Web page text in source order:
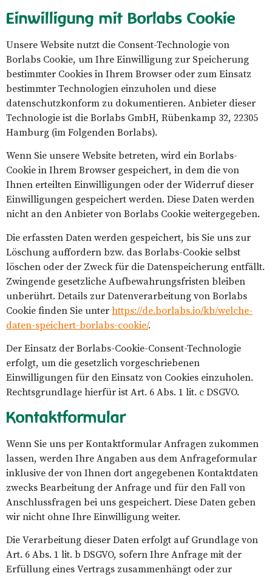
Einwilligung mit Borlabs Cookie
Unsere Website nutzt die Consent-Technologie von
Borlabs Cookie, um Ihre Einwilligung zur Speicherung
bestimmter Cookies in Ihrem Browser oder zum Einsatz
bestimmter Technologien einzuholen und diese
datenschutzkonform zu dokumentieren. Anbieter dieser
Technologie ist die Borlabs GmbH, Rübenkamp 32, 22305
Hamburg (im Folgenden Borlabs).
Wenn Sie unsere Website betreten, wird ein Borlabs-
Cookie in Ihrem Browser gespeichert, in dem die von
Ihnen erteilten Einwilligungen oder der Widerruf dieser
Einwilligungen gespeichert werden. Diese Daten werden
nicht an den Anbieter von Borlabs Cookie weitergegeben.
Die erfassten Daten werden gespeichert, bis Sie uns zur
Löschung auffordern bzw. das Borlabs-Cookie selbst
löschen oder der Zweck für die Datenspeicherung entfällt.
Zwingende gesetzliche Aufbewahrungsfristen bleiben
unberührt. Details zur Datenverarbeitung von Borlabs
Cookie finden Sie unterhttps://de.borlabs.io/kb/welche-
daten-speichert-borlabs-cookie/.
Der Einsatz der Borlabs-Cookie-Consent-Technologie
erfolgt, um die gesetzlich vorgeschriebenen
Einwilligungen für den Einsatz von Cookies einzuholen.
Rechtsgrundlage hierfür ist Art. 6 Abs. 1 lit. c DSGVO.
Kontaktformular
Wenn Sie uns per Kontaktformular Anfragen zukommen
lassen, werden Ihre Angaben aus dem Anfrageformular
inklusive der von Ihnen dort angegebenen Kontaktdaten
zwecks Bearbeitung der Anfrage und für den Fall von
Anschlussfragen bei uns gespeichert. Diese Daten geben
wir nicht ohne Ihre Einwilligung weiter.
Die Verarbeitung dieser Daten erfolgt auf Grundlage von
Art. 6 Abs. 1 lit. b DSGVO, sofern Ihre Anfrage mit der
Erfüllung eines Vertrags zusammenhängt oder zur